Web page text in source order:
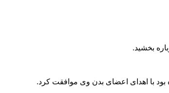
بخشید.
با اهدای اعضای بدن وی موافقت کرد.